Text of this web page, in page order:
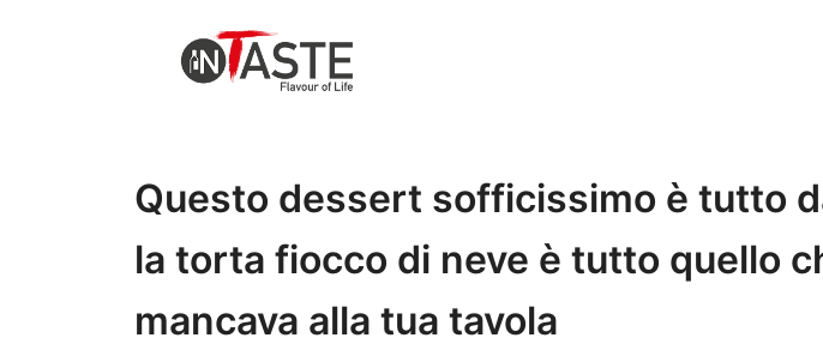
Questo dessert sofficissimo è tutto
la torta fiocco di neve è tutto quello
mancava alla tua tavola